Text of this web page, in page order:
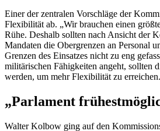
Einer der zentralen Vorschläge der
Flexibilität ab. „Wir brauchen einen
Rühe. Deshalb sollten nach Ansicht der
Mandaten die Obergrenzen an Personal
Grenzen des Einsatzes nicht zu eng
militärischen Fähigkeiten angeht, sollten
werden, um mehr Flexibilität zu erreichen.
„Parlament
Walter Kolbow ging auf den